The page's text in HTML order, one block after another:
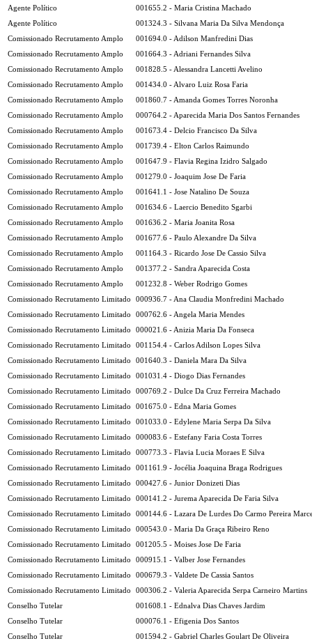
Agente Político
001655.2 - Maria Cristina Machado
Agente Político
001324.3 - Silvana Maria Da Silva Mendonça
Comissionado Recrutamento Amplo
001694.0 - Adilson Manfredini Dias
Comissionado Recrutamento Amplo
001664.3 - Adriani Fernandes Silva
Comissionado Recrutamento Amplo
001828.5 - Alessandra Lancetti Avelino
Comissionado Recrutamento Amplo
001434.0 - Alvaro Luiz Rosa Faria
Comissionado Recrutamento Amplo
001860.7 - Amanda Gomes Torres Noronha
Comissionado Recrutamento Amplo
000764.2 - Aparecida Maria Dos Santos Fernandes
Comissionado Recrutamento Amplo
001673.4 - Delcio Francisco Da Silva
Comissionado Recrutamento Amplo
001739.4 - Elton Carlos Raimundo
Comissionado Recrutamento Amplo
001647.9 - Flavia Regina Izidro Salgado
Comissionado Recrutamento Amplo
001279.0 - Joaquim Jose De Faria
Comissionado Recrutamento Amplo
001641.1 - Jose Natalino De Souza
Comissionado Recrutamento Amplo
001634.6 - Laercio Benedito Sgarbi
Comissionado Recrutamento Amplo
001636.2 - Maria Joanita Rosa
Comissionado Recrutamento Amplo
001677.6 - Paulo Alexandre Da Silva
Comissionado Recrutamento Amplo
001164.3 - Ricardo Jose De Cassio Silva
Comissionado Recrutamento Amplo
001377.2 - Sandra Aparecida Costa
Comissionado Recrutamento Amplo
001232.8 - Weber Rodrigo Gomes
Comissionado Recrutamento Limitado
000936.7 - Ana Claudia Monfredini Machado
Comissionado Recrutamento Limitado
000762.6 - Angela Maria Mendes
Comissionado Recrutamento Limitado
000021.6 - Anizia Maria Da Fonseca
Comissionado Recrutamento Limitado
001154.4 - Carlos Adilson Lopes Silva
Comissionado Recrutamento Limitado
001640.3 - Daniela Mara Da Silva
Comissionado Recrutamento Limitado
001031.4 - Diogo Dias Fernandes
Comissionado Recrutamento Limitado
000769.2 - Dulce Da Cruz Ferreira Machado
Comissionado Recrutamento Limitado
001675.0 - Edna Maria Gomes
Comissionado Recrutamento Limitado
001033.0 - Edylene Maria Serpa Da Silva
Comissionado Recrutamento Limitado
000083.6 - Estefany Faria Costa Torres
Comissionado Recrutamento Limitado
000773.3 - Flavia Lucia Moraes E Silva
Comissionado Recrutamento Limitado
001161.9 - Jocélia Joaquina Braga Rodrigues
Comissionado Recrutamento Limitado
000427.6 - Junior Donizeti Dias
Comissionado Recrutamento Limitado
000141.2 - Jurema Aparecida De Faria Silva
Comissionado Recrutamento Limitado
000144.6 - Lazara De Lurdes Do Carmo Pereira
Comissionado Recrutamento Limitado
000543.0 - Maria Da Graça Ribeiro Reno
Comissionado Recrutamento Limitado
001205.5 - Moises Jose De Faria
Comissionado Recrutamento Limitado
000915.1 - Valber Jose Fernandes
Comissionado Recrutamento Limitado
000679.3 - Valdete De Cassia Santos
Comissionado Recrutamento Limitado
000306.2 - Valeria Aparecida Serpa Carneiro Martins
Conselho Tutelar
001608.1 - Ednalva Dias Chaves Jardim
Conselho Tutelar
000076.1 - Efigenia Dos Santos
Conselho Tutelar
001594.2 - Gabriel Charles Goulart De Oliveira